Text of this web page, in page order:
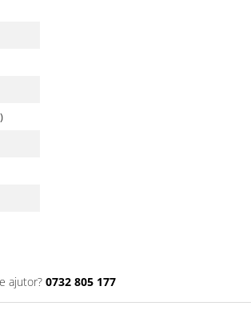
ajutor? 0732 805 177